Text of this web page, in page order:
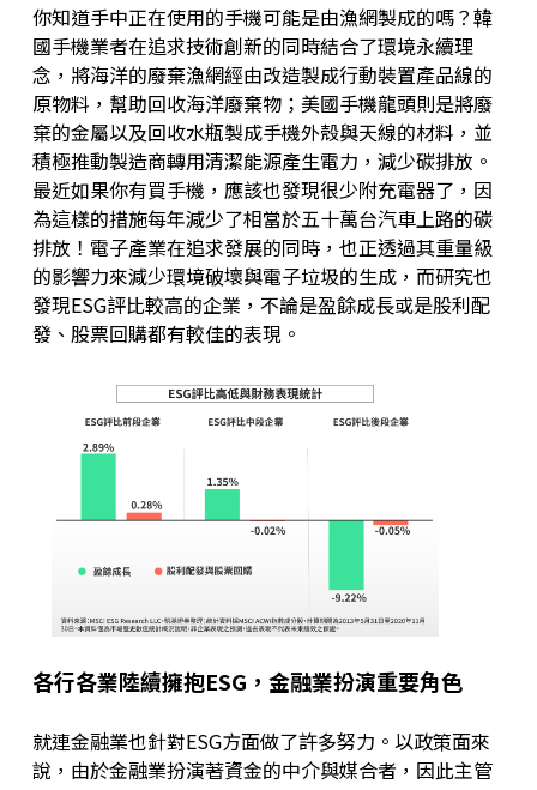
你知道手中正在使用的手機可能是由漁網製成的嗎？韓
國手機業者在追求技術創新的同時結合了環境永續理
念，將海洋的廢棄漁網經由改造製成行動裝置產品線的
原物料，幫助回收海洋廢棄物；美國手機龍頭則是將廢
棄的金屬以及回收水瓶製成手機外殼與天線的材料，並
積極推動製造商轉用清潔能源產生電力，減少碳排放。
最近如果你有買手機，應該也發現很少附充電器了，因
為這樣的措施每年減少了相當於五十萬台汽車上路的碳
排放！電子產業在追求發展的同時，也正透過其重量級
的影響力來減少環境破壞與電子垃圾的生成，而研究也
發現ESG評比較高的企業，不論是盈餘成長或是股利配
發、股票回購都有較佳的表現。
各行各業陸續擁抱ESG，金融業扮演重要角色
就連金融業也針對ESG方面做了許多努力。以政策面來
說，由於金融業扮演著資金的中介與媒合者，因此主管